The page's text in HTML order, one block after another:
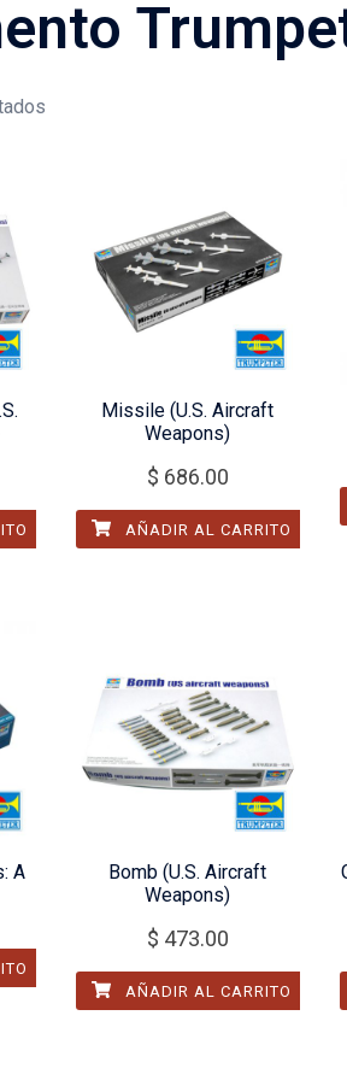
Missile (U.S. Aircraft
Weapons)
$ 686.00
AÑADIR AL CARRITO
A
Bomb (U.S. Aircraft
Weapons)
$ 473.00
AÑADIR AL CARRITO